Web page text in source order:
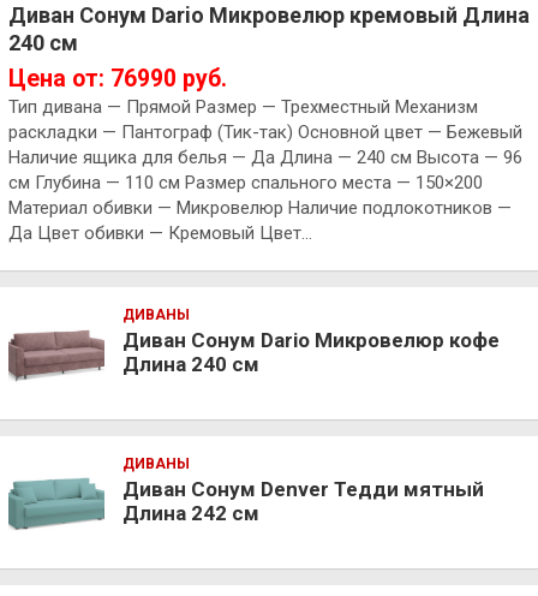
Диван Сонум Dario Микровелюр кремовый Длина
240 см
Цена от: 76990 руб.
Тип дивана — Прямой Размер — Трехместный Механизм
раскладки — Пантограф (Тик-так) Основной цвет — Бежевый
Наличие ящика для белья — Да Длина — 240 см Высота — 96
см Глубина — 110 см Размер спального места — 150×200
Материал обивки — Микровелюр Наличие подлокотников —
Да Цвет обивки — Кремовый Цвет…
ДИВАНЫ
Диван Сонум Dario Микровелюр кофе
Длина 240 см
ДИВАНЫ
Диван Сонум Denver Тедди мятный
Длина 242 см